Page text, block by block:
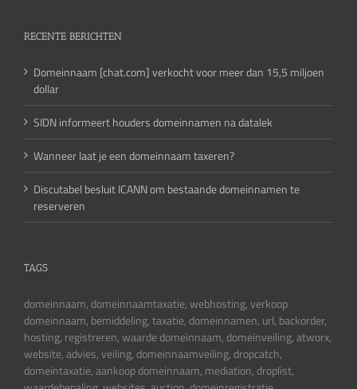
RECENTE BERICHTEN
Domeinnaam [chat.com] verkocht voor meer dan 15,5 miljoen
dollar
SIDN informeert houders domeinnamen na datalek
Wanneer laat je een domeinnaam taxeren?
Discutabel besluit ICANN om bestaande domeinnamen te
reserveren
TAGS
domeinnaam, domeinnaamtaxatie, webhosting, verkoop
domeinnaam, bemiddeling, taxatie, domeinnamen, url, backorder,
hosting, registreren, waarde domeinnaam, domeinveiling, atworx,
website, advies, veiling, domeinnaamveiling, dropcatch,
domeintaxatie, aankoop domeinnaam, mediation, droplist,